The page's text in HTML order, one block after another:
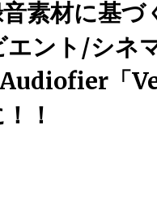
素材に基
エント/シネ
「
！